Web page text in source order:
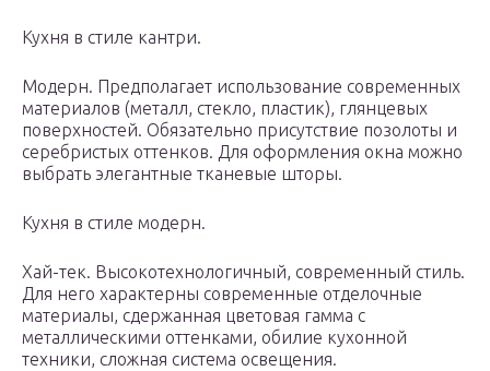
Кухня в стиле кантри.
Модерн. Предполагает использование современных
материалов (металл, стекло, пластик), глянцевых
поверхностей. Обязательно присутствие позолоты и
серебристых оттенков. Для оформления окна можно
выбрать элегантные тканевые шторы.
Кухня в стиле модерн.
Хай-тек. Высокотехнологичный, современный стиль.
Для него характерны современные отделочные
материалы, сдержанная цветовая гамма с
металлическими оттенками, обилие кухонной
техники, сложная система освещения.